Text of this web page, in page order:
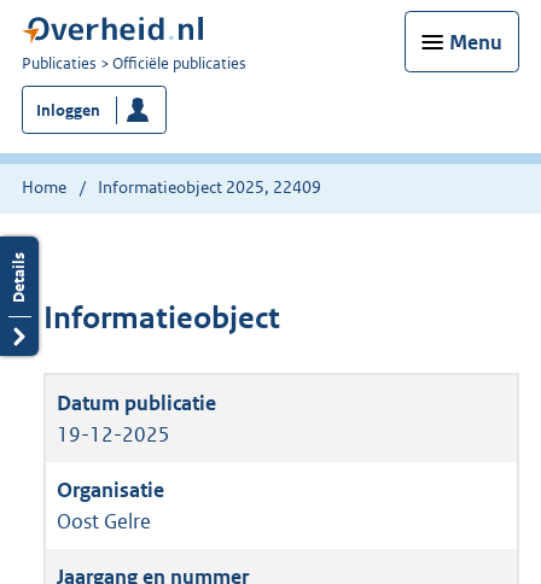
Menu
U
bent
nu
hier:
Publicaties Officiële publicaties
Inloggen
Home Informatieobject 2025, 22409
Informatieobject
19-12-2025
Oost Gelre